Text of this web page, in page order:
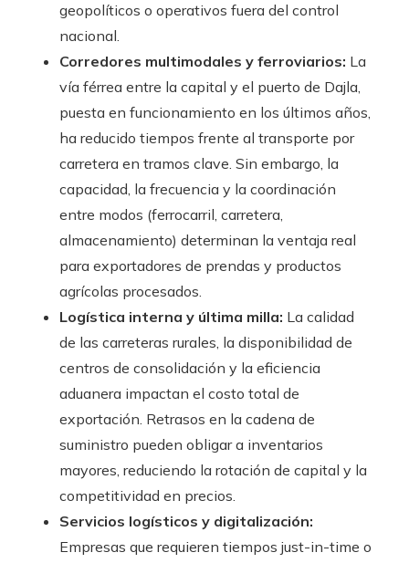
geopolíticos o operativos fuera del control
nacional.
Corredores multimodales y ferroviarios: La
vía férrea entre la capital y el puerto de Dajla,
puesta en funcionamiento en los últimos años,
ha reducido tiempos frente al transporte por
carretera en tramos clave. Sin embargo, la
capacidad, la frecuencia y la coordinación
entre modos (ferrocarril, carretera,
almacenamiento) determinan la ventaja real
para exportadores de prendas y productos
agrícolas procesados.
Logística interna y última milla: La calidad
de las carreteras rurales, la disponibilidad de
centros de consolidación y la eficiencia
aduanera impactan el costo total de
exportación. Retrasos en la cadena de
suministro pueden obligar a inventarios
mayores, reduciendo la rotación de capital y la
competitividad en precios.
Servicios logísticos y digitalización:
Empresas que requieren tiempos just-in-time o